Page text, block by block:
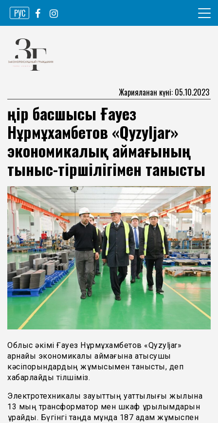
Skip
content
РУС
Законопослушный гражданин
Жарияланған күні: 05.10.2023
Өңір басшысы Ғауез
Нұрмұхамбетов «Qyzyljar»
экономикалық аймағының
тыныс-тіршілігімен танысты
Облыс әкімі Ғауез Нұрмұхамбетов «Qyzyljar»
арнайы экономикалық аймағына қатысушы
кәсіпорындардың жұмысымен танысты, деп
хабарлайды тілшіміз.
Электротехникалық зауыттың қуаттылығы жылына
13 мың трансформатор мен шкаф құрылымдарын
құрайды. Бүгінгі таңда мұнда 187 адам жұмыспен